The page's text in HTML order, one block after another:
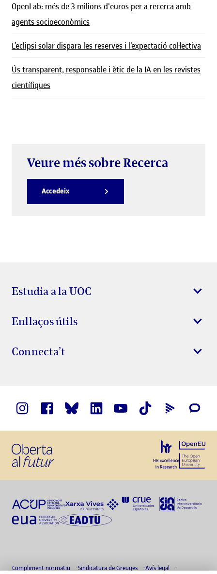
OpenLab: més de 3 milions d'euros per a recerca amb
agents socioeconòmics
L’eclipsi solar dispara les reserves i l’expectació col·lectiva
Ús transparent, responsable i ètic de la IA en les revistes
científiques
Veure més sobre Recerca
Accedeix
Estudia a la UOC
Enllaços útils
Connecta’t
Compliment normatiu Sindicatura de Greuges Avís legal